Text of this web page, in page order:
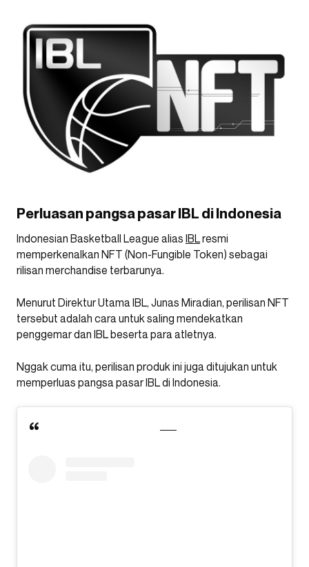
Perluasan pangsa pasar IBL di Indonesia
Indonesian Basketball League alias IBLresmi
memperkenalkan NFT (Non-Fungible Token) sebagai
rilisan merchandise terbarunya.
Menurut Direktur Utama IBL, Junas Miradian, perilisan NFT
tersebut adalah cara untuk saling mendekatkan
penggemar dan IBL beserta para atletnya.
Nggak cuma itu, perilisan produk ini juga ditujukan untuk
memperluas pangsa pasar IBL di Indonesia.